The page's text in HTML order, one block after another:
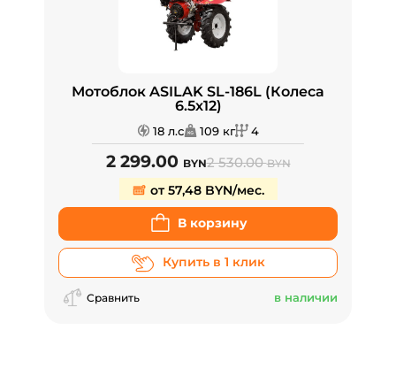
Мотоблок ASILAK SL-186L (Колеса
6.5х12)
18 л.с 109 кг 4
2 299.00 BYN2 530.00BYN
от 57,48 BYN/мес.
В корзину
Купить в 1 клик
Сравнить в наличии